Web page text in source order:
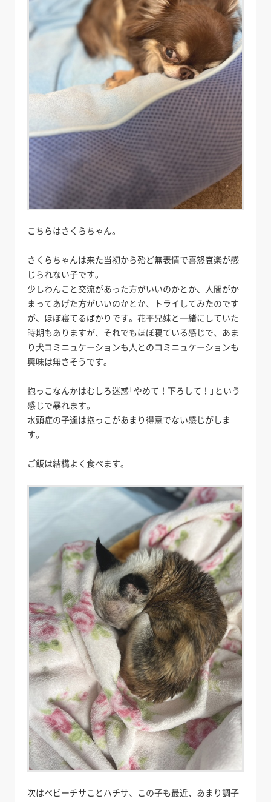
こちらはさくらちゃん。
さくらちゃんは来た当初から殆ど無表情で喜怒哀楽が感
じられない子です。
少しわんこと交流があった方がいいのかとか、人間がか
まってあげた方がいいのかとか、トライしてみたのです
が、ほぼ寝てるばかりです。花平兄妹と一緒にしていた
時期もありますが、それでもほぼ寝ている感じで、あま
り犬コミニュケーションも人とのコミニュケーションも
興味は無さそうです。
抱っこなんかはむしろ迷惑「やめて！下ろして！」という
感じで暴れます。
水頭症の子達は抱っこがあまり得意でない感じがしま
す。
ご飯は結構よく食べます。
次はベビーチサことハチサ、この子も最近、あまり調子